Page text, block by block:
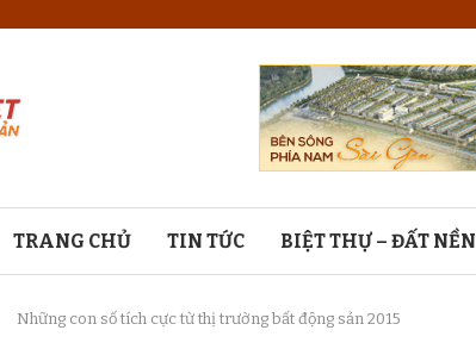
TRANG CHỦ TIN TỨC BIỆT THỰ – ĐẤT NỀN
Những con số tích cực từ thị trường bất động sản 2015